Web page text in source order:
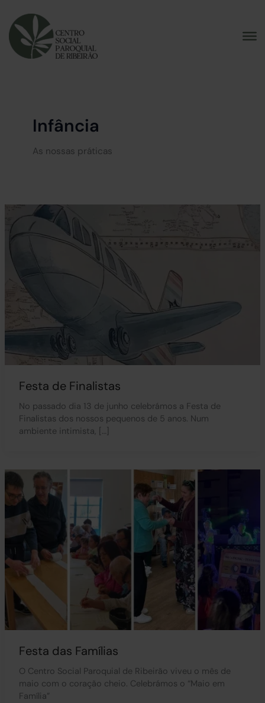
content
Infância
As nossas práticas
Festa de Finalistas
No passado dia 13 de junho celebrámos a Festa de
Finalistas dos nossos pequenos de 5 anos. Num
ambiente intimista, […]
Festa das Famílias
O Centro Social Paroquial de Ribeirão viveu o mês de
maio com o coração cheio. Celebrámos o “Maio em
Família”